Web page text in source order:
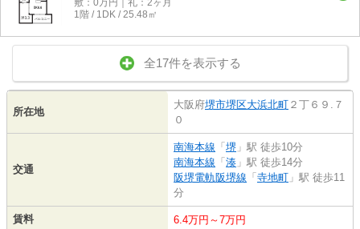
敷：0万円｜礼：2ヶ月
1階 / 1DK / 25.48㎡
全17件を表示する
所在地
大阪府堺市堺区大浜北町 ２丁６９.７
０
交通
南海本線 「 堺 」駅 徒歩10分
南海本線 「 湊 」駅 徒歩14分
阪堺電軌阪堺線 「 寺地町 」駅 徒歩11
分
賃料 6.4万円～7万円